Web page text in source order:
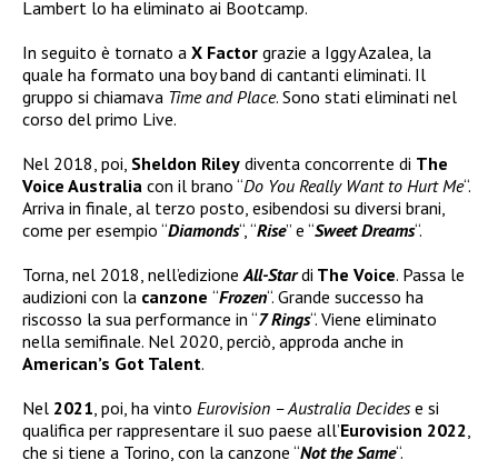
Lambert lo ha eliminato ai Bootcamp.
In seguito è tornato a X Factor grazie a Iggy Azalea, la
quale ha formato una boy band di cantanti eliminati. Il
gruppo si chiamava Time and Place. Sono stati eliminati nel
corso del primo Live.
Nel 2018, poi, Sheldon Riley diventa concorrente di The
Voice Australia con il brano “Do You Really Want to Hurt Me“.
Arriva in finale, al terzo posto, esibendosi su diversi brani,
come per esempio “Diamonds“, “Rise” e “Sweet Dreams“.
Torna, nel 2018, nell’edizione All-Stardi The Voice. Passa le
audizioni con la canzone “Frozen“. Grande successo ha
riscosso la sua performance in “7 Rings“. Viene eliminato
nella semifinale. Nel 2020, perciò, approda anche in
American’s Got Talent.
Nel 2021 , poi, ha vinto Eurovision – Australia Decidese si
qualifica per rappresentare il suo paese all’Eurovision 2022
che si tiene a Torino, con la canzone “Not the Same“.